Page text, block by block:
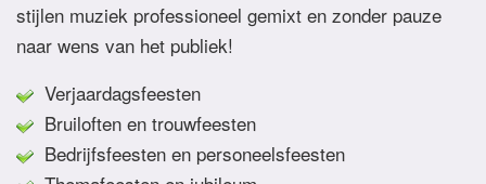
stijlen muziek professioneel gemixt en zonder pauze
naar wens van het publiek!
Verjaardagsfeesten
Bruiloften en trouwfeesten
Bedrijfsfeesten en personeelsfeesten